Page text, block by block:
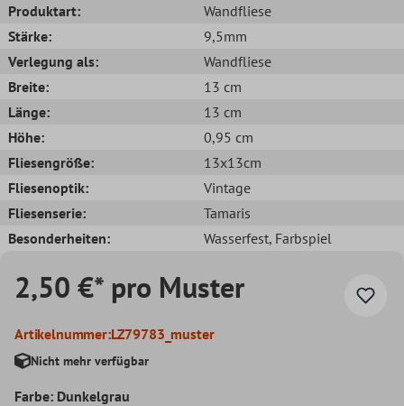
Produktart:
Wandfliese
Stärke:
9,5mm
Verlegung als:
Wandfliese
Breite:
13 cm
Länge:
13 cm
Höhe:
0,95 cm
Fliesengröße:
13x13cm
Fliesenoptik:
Vintage
Fliesenserie:
Tamaris
Besonderheiten:
Wasserfest, Farbspiel
2,50 €* pro Muster
Artikelnummer:LZ79783_muster
Nicht mehr verfügbar
Farbe: Dunkelgrau